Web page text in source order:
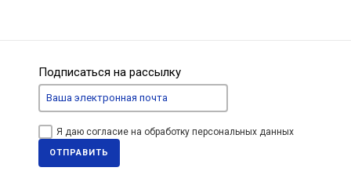
Подписаться на рассылку
Я даю согласие на обработку персональных данных
ОТПРАВИТЬ